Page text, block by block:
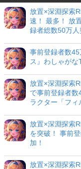
放置×深淵探索
速！ 最多！ 放
録者総数50万人
事前登録者数
ス』わしゃがな
放置×深淵探索
で事前登録者数
ラクター「フィ
放置×深淵探索
を突破！ 事前
加！
放置×深淵探索